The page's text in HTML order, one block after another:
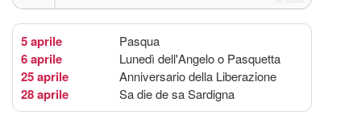
5 aprile Pasqua
6 aprile Lunedì dell'Angelo o Pasquetta
25 aprile Anniversario della Liberazione
28 aprile Sa die de sa Sardigna